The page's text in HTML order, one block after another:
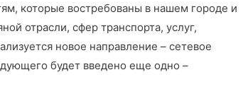
которые востребованы в нашем городе и
отрасли, сфер транспорта, услуг,
новое направление – сетевое
будет введено еще одно –